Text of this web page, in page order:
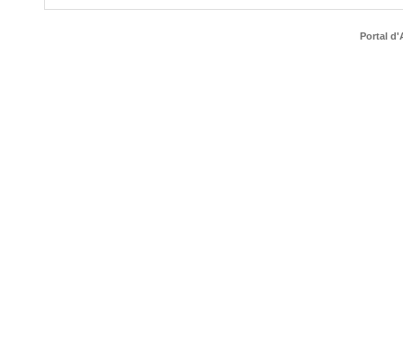
Portal